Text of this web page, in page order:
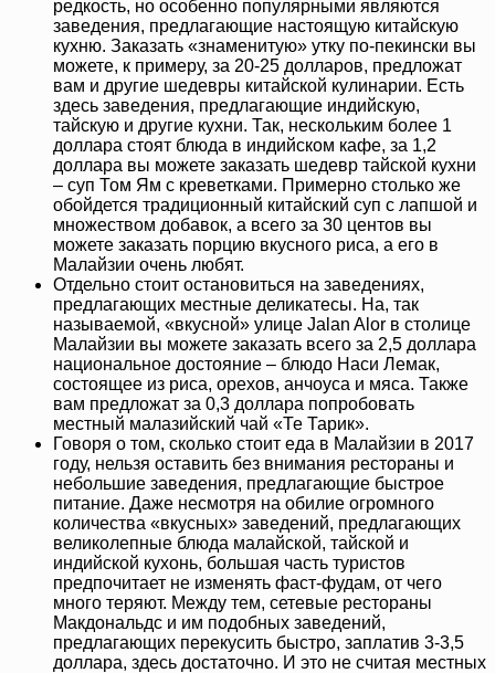
редкость, но особенно популярными являются
заведения, предлагающие настоящую китайскую
кухню. Заказать «знаменитую» утку по-пекински вы
можете, к примеру, за 20-25 долларов, предложат
вам и другие шедевры китайской кулинарии. Есть
здесь заведения, предлагающие индийскую,
тайскую и другие кухни. Так, нескольким более 1
доллара стоят блюда в индийском кафе, за 1,2
доллара вы можете заказать шедевр тайской кухни
– суп Том Ям с креветками. Примерно столько же
обойдется традиционный китайский суп с лапшой и
множеством добавок, а всего за 30 центов вы
можете заказать порцию вкусного риса, а его в
Малайзии очень любят.
Отдельно стоит остановиться на заведениях,
предлагающих местные деликатесы. На, так
называемой, «вкусной» улице Jalan Alor в столице
Малайзии вы можете заказать всего за 2,5 доллара
национальное достояние – блюдо Наси Лемак,
состоящее из риса, орехов, анчоуса и мяса. Также
вам предложат за 0,3 доллара попробовать
местный малазийский чай «Те Тарик».
Говоря о том, сколько стоит еда в Малайзии в 2017
году, нельзя оставить без внимания рестораны и
небольшие заведения, предлагающие быстрое
питание. Даже несмотря на обилие огромного
количества «вкусных» заведений, предлагающих
великолепные блюда малайской, тайской и
индийской кухонь, большая часть туристов
предпочитает не изменять фаст-фудам, от чего
много теряют. Между тем, сетевые рестораны
Макдональдс и им подобных заведений,
предлагающих перекусить быстро, заплатив 3-3,5
доллара, здесь достаточно. И это не считая местных